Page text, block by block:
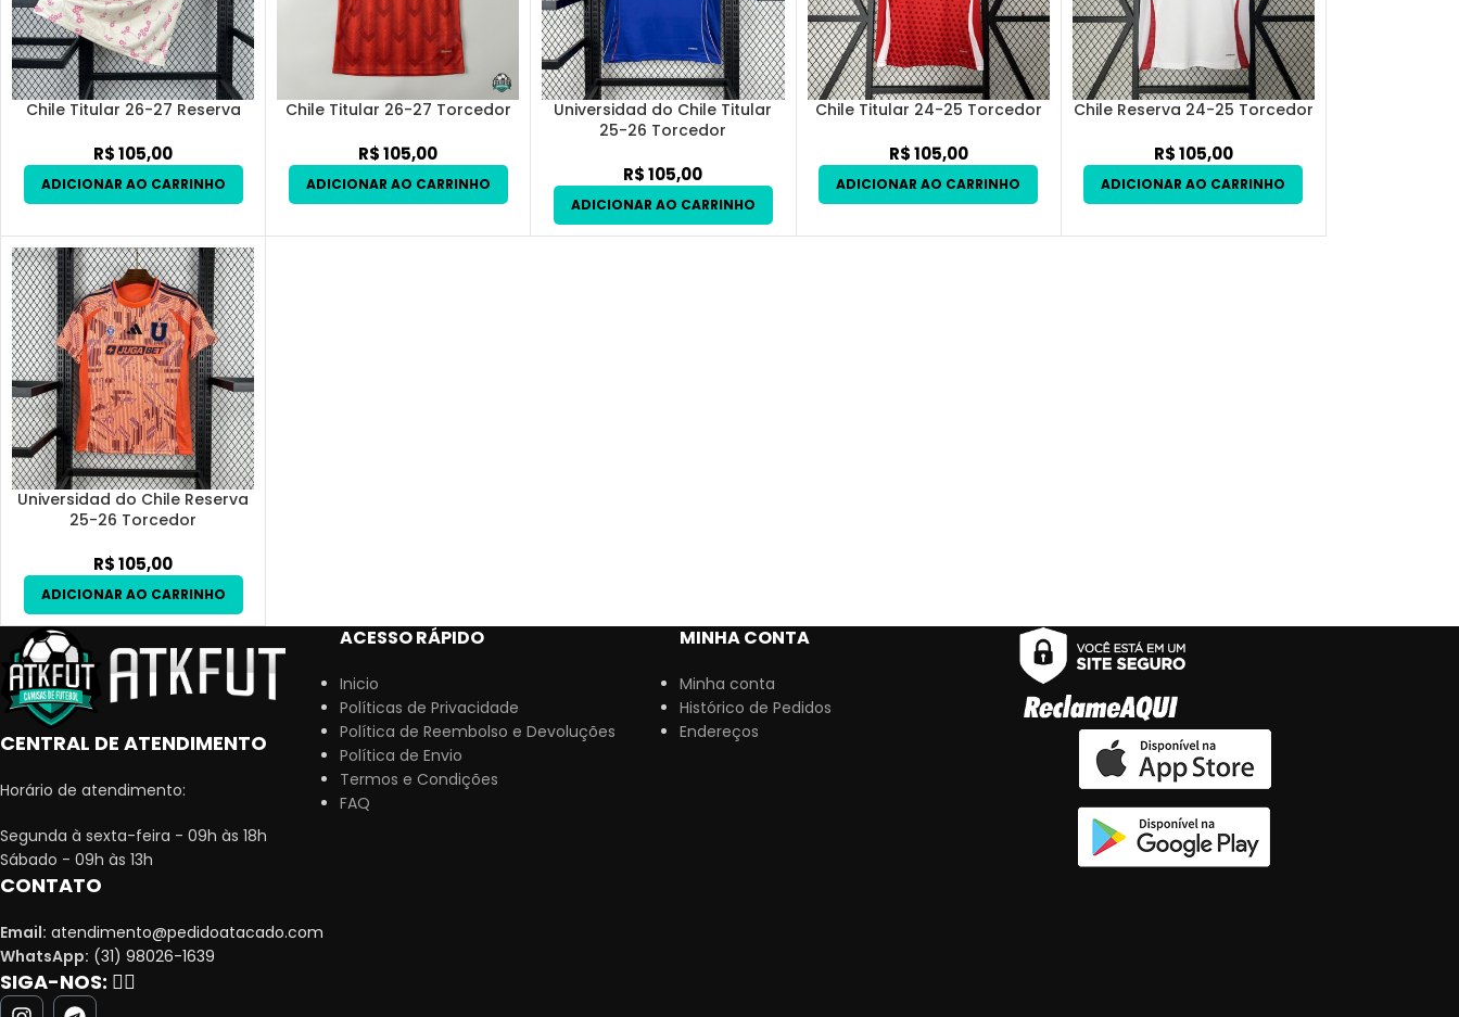
Chile Titular 26-27 Reserva
R$105,00
Chile Titular 26-27 Torcedor
R$105,00
Universidad do Chile Titular
25-26 Torcedor
R$105,00
Chile Titular 24-25 Torcedor
R$105,00
Chile Reserva 24-25 Torcedor
R$105,00
Universidad do Chile Reserva
25-26 Torcedor
R$105,00
CENTRAL DE ATENDIMENTO
Horário de atendimento:
Segunda à sexta-feira - 09h às 18h
Sábado - 09h às 13h
CONTATO
Email: atendimento@pedidoatacado.com
WhatsApp: (31) 98026-1639
SIGA-NOS: 👇🏻
ACESSO RÁPIDO
Inicio
Políticas de Privacidade
Política de Reembolso e Devoluções
Política de Envio
Termos e Condições
FAQ
MINHA CONTA
Minha conta
Histórico de Pedidos
Endereços